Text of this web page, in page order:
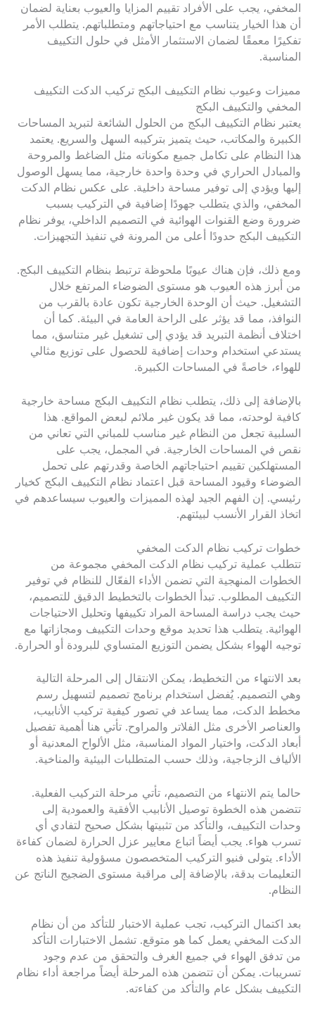
المخفي، يجب على الأفراد تقييم المزايا والعيوب بعناية لضمان
أن هذا الخيار يتناسب مع احتياجاتهم ومتطلباتهم. يتطلب الأمر
تفكيرًا معمقًا لضمان الاستثمار الأمثل في حلول التكييف
المناسبة.
مميزات وعيوب نظام التكييف البكج تركيب الدكت التكييف
المخفي والتكييف البكج
يعتبر نظام التكييف البكج من الحلول الشائعة لتبريد المساحات
الكبيرة والمكاتب، حيث يتميز بتركيبه السهل والسريع. يعتمد
هذا النظام على تكامل جميع مكوناته مثل الضاغط والمروحة
والمبادل الحراري في وحدة واحدة خارجية، مما يسهل الوصول
إليها ويؤدي إلى توفير مساحة داخلية. على عكس نظام الدكت
المخفي، والذي يتطلب جهودًا إضافية في التركيب بسبب
ضرورة وضع القنوات الهوائية في التصميم الداخلي، يوفر نظام
التكييف البكج حدودًا أعلى من المرونة في تنفيذ التجهيزات.
ومع ذلك، فإن هناك عيوبًا ملحوظة ترتبط بنظام التكييف البكج.
من أبرز هذه العيوب هو مستوى الضوضاء المرتفع خلال
التشغيل. حيث أن الوحدة الخارجية تكون عادة بالقرب من
النوافذ، مما قد يؤثر على الراحة العامة في البيئة. كما أن
اختلاف أنظمة التبريد قد يؤدي إلى تشغيل غير متناسق، مما
يستدعي استخدام وحدات إضافية للحصول على توزيع مثالي
للهواء، خاصةً في المساحات الكبيرة.
بالإضافة إلى ذلك، يتطلب نظام التكييف البكج مساحة خارجية
كافية لوحدته، مما قد يكون غير ملائم لبعض المواقع. هذا
السلبية تجعل من النظام غير مناسب للمباني التي تعاني من
نقص في المساحات الخارجية. في المجمل، يجب على
المستهلكين تقييم احتياجاتهم الخاصة وقدرتهم على تحمل
الضوضاء وقيود المساحة قبل اعتماد نظام التكييف البكج كخيار
رئيسي. إن الفهم الجيد لهذه المميزات والعيوب سيساعدهم في
اتخاذ القرار الأنسب لبيئتهم.
خطوات تركيب نظام الدكت المخفي
تتطلب عملية تركيب نظام الدكت المخفي مجموعة من
الخطوات المنهجية التي تضمن الأداء الفعّال للنظام في توفير
التكييف المطلوب. تبدأ الخطوات بالتخطيط الدقيق للتصميم،
حيث يجب دراسة المساحة المراد تكييفها وتحليل الاحتياجات
الهوائية. يتطلب هذا تحديد موقع وحدات التكييف ومجازاتها مع
توجيه الهواء بشكل يضمن التوزيع المتساوي للبرودة أو الحرارة.
بعد الانتهاء من التخطيط، يمكن الانتقال إلى المرحلة التالية
وهي التصميم. يُفضل استخدام برنامج تصميم لتسهيل رسم
مخطط الدكت، مما يساعد في تصور كيفية تركيب الأنابيب،
والعناصر الأخرى مثل الفلاتر والمراوح. تأتي هنا أهمية تفصيل
أبعاد الدكت، واختيار المواد المناسبة، مثل الألواح المعدنية أو
الألياف الزجاجية، وذلك حسب المتطلبات البيئية والمناخية.
حالما يتم الانتهاء من التصميم، تأتي مرحلة التركيب الفعلية.
تتضمن هذه الخطوة توصيل الأنابيب الأفقية والعمودية إلى
وحدات التكييف، والتأكد من تثبيتها بشكل صحيح لتفادي أي
تسرب هواء. يجب أيضاً اتباع معايير عزل الحرارة لضمان كفاءة
الأداء. يتولى فنيو التركيب المتخصصون مسؤولية تنفيذ هذه
التعليمات بدقة، بالإضافة إلى مراقبة مستوى الضجيج الناتج عن
النظام.
بعد اكتمال التركيب، تجب عملية الاختبار للتأكد من أن نظام
الدكت المخفي يعمل كما هو متوقع. تشمل الاختبارات التأكد
من تدفق الهواء في جميع الغرف والتحقق من عدم وجود
تسريبات. يمكن أن تتضمن هذه المرحلة أيضاً مراجعة أداء نظام
التكييف بشكل عام والتأكد من كفاءته.